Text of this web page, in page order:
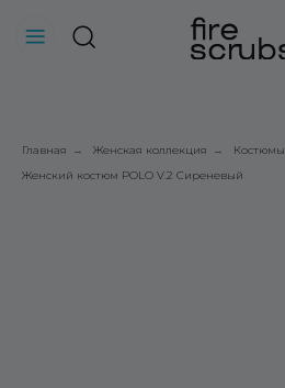
Главная → Женская коллекция → Костюмы
Женский костюм POLO V.2 Сиреневый